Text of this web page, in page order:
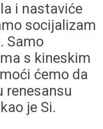
i nastaviće
socijalizam
Samo
s kineskim
ćemo da
renesansu
je Si.